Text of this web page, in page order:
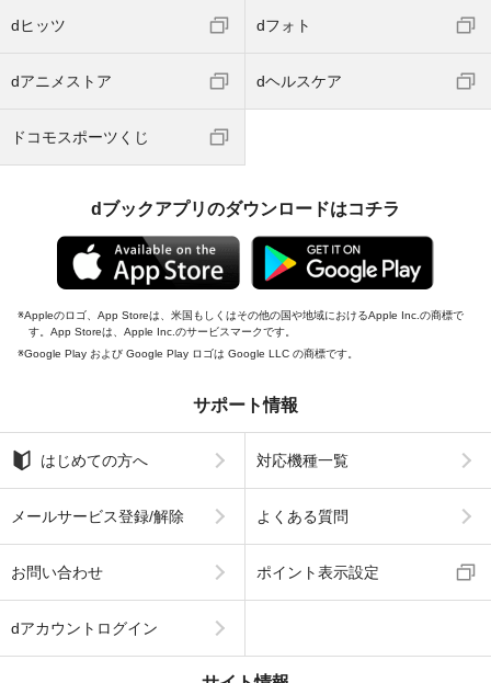
dヒッツ dフォト
dアニメストア dヘルスケア
ドコモスポーツくじ
dブックアプリのダウンロードはコチラ
Appleのロゴ、App Storeは、米国もしくはその他の国や地域におけるApple Inc.の商標で
す。App Storeは、Apple Inc.のサービスマークです。
Google Play および Google Play ロゴは Google LLC の商標です。
サポート情報
はじめての方へ 対応機種一覧
メールサービス登録/解除 よくある質問
お問い合わせ ポイント表示設定
dアカウントログイン